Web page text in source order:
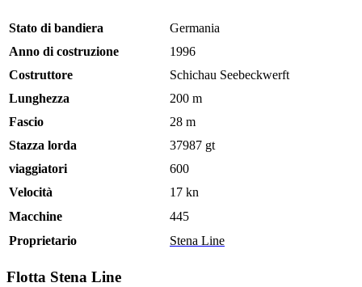
Stato di bandiera
Germania
Anno di costruzione
1996
Costruttore
Schichau Seebeckwerft
Lunghezza
200 m
Fascio
28 m
Stazza lorda
37987 gt
viaggiatori
600
Velocità
17 kn
Macchine
445
Proprietario
Stena Line
Flotta Stena Line